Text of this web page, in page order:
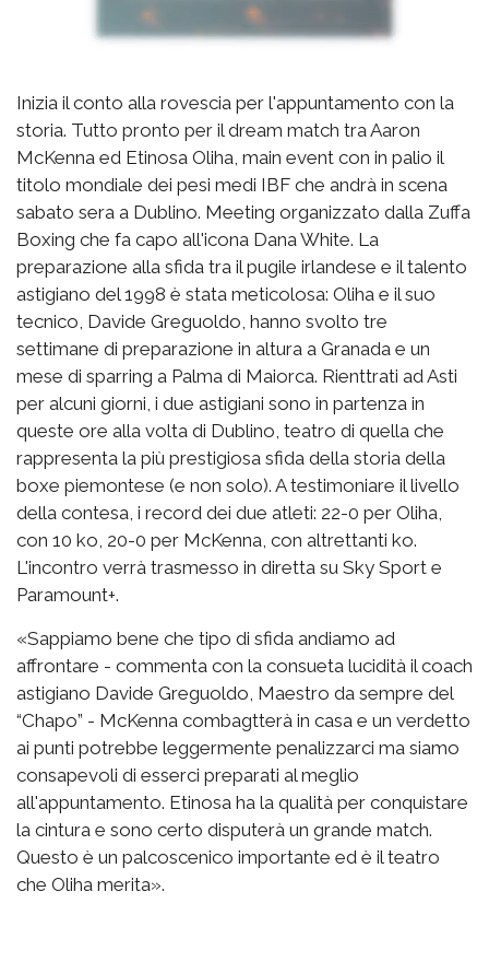
Inizia il conto alla rovescia per l'appuntamento con la
storia. Tutto pronto per il dream match tra Aaron
McKenna ed Etinosa Oliha, main event con in palio il
titolo mondiale dei pesi medi IBF che andrà in scena
sabato sera a Dublino. Meeting organizzato dalla Zuffa
Boxing che fa capo all'icona Dana White. La
preparazione alla sfida tra il pugile irlandese e il talento
astigiano del 1998 è stata meticolosa: Oliha e il suo
tecnico, Davide Greguoldo, hanno svolto tre
settimane di preparazione in altura a Granada e un
mese di sparring a Palma di Maiorca. Rienttrati ad Asti
per alcuni giorni, i due astigiani sono in partenza in
queste ore alla volta di Dublino, teatro di quella che
rappresenta la più prestigiosa sfida della storia della
boxe piemontese (e non solo). A testimoniare il livello
della contesa, i record dei due atleti: 22-0 per Oliha,
con 10 ko, 20-0 per McKenna, con altrettanti ko.
L'incontro verrà trasmesso in diretta su Sky Sport e
Paramount+.
«Sappiamo bene che tipo di sfida andiamo ad
affrontare - commenta con la consueta lucidità il coach
astigiano Davide Greguoldo, Maestro da sempre del
“Chapo” - McKenna combagtterà in casa e un verdetto
ai punti potrebbe leggermente penalizzarci ma siamo
consapevoli di esserci preparati al meglio
all'appuntamento. Etinosa ha la qualità per conquistare
la cintura e sono certo disputerà un grande match.
Questo è un palcoscenico importante ed è il teatro
che Oliha merita».